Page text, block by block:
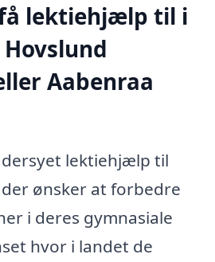
lektiehjælp til i
Aabenraa
lektiehjælp til
ønsker at forbedre
i deres gymnasiale
hvor i landet de